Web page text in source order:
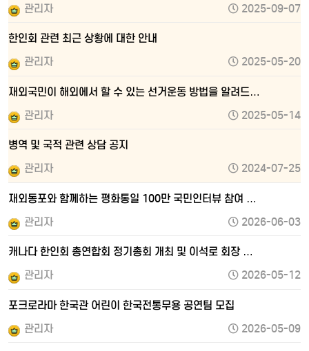
관리자
2025-09-07
한인회 관련 최근 상황에 대한 안내
관리자
2025-05-20
재외국민이 해외에서 할 수 있는 선거운동 방법을 알려드…
관리자
2025-05-14
병역 및 국적 관련 상담 공지
관리자
2024-07-25
재외동포와 함께하는 평화통일 100만 국민인터뷰 참여 …
관리자
2026-06-03
캐나다 한인회 총연합회 정기총회 개최 및 이석로 회장 …
관리자
2026-05-12
포크로라마 한국관 어린이 한국전통무용 공연팀 모집
관리자
2026-05-09